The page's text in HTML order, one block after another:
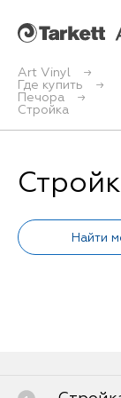
Art Vinyl
Где купить
Печора
Стройка